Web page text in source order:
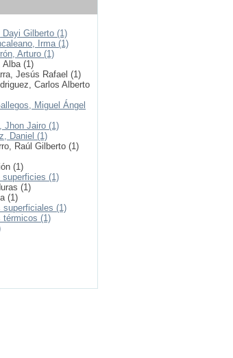
Gilberto (1)
Irma (1)
Arturo (1)
Alba (1)
Jesús Rafael (1)
Carlos Alberto
Miguel Ángel
Jhon Jairo (1)
Daniel (1)
Raúl Gilberto (1)
(1)
superficies (1)
(1)
(1)
superficiales (1)
térmicos (1)